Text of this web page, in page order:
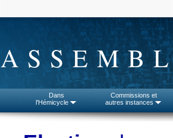
Dans
l'Hémicycle
Commissions et
autres instances